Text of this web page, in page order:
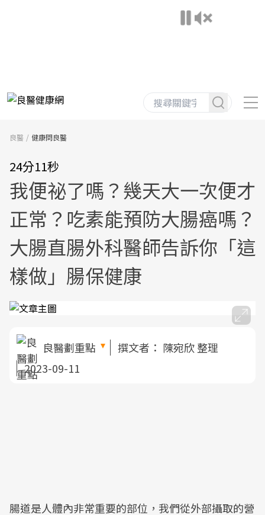
良醫 健康問良醫
24分11秒
我便祕了嗎？幾天大一次便才
正常？吃素能預防大腸癌嗎？
大腸直腸外科醫師告訴你「這
樣做」腸保健康
良醫劃重點 撰文者： 陳宛欣 整理
2023-09-11
腸道是人體內非常重要的部位，我們從外部攝取的營